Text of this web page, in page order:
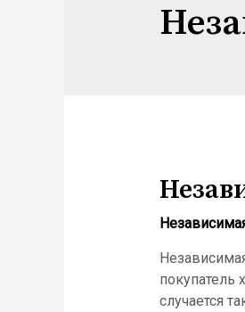
покупатель
случается